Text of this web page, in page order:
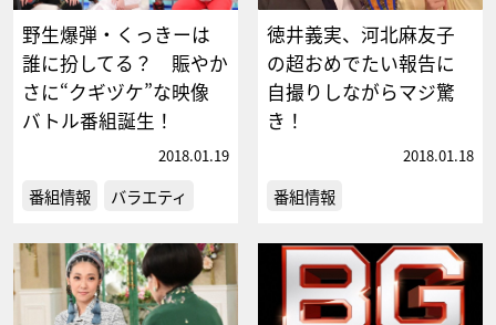
野生爆弾・くっきーは
誰に扮してる？ 賑やか
さに“クギヅケ”な映像
バトル番組誕生！
2018.01.19
番組情報 バラエティ
徳井義実、河北麻友子
の超おめでたい報告に
自撮りしながらマジ驚
き！
2018.01.18
番組情報